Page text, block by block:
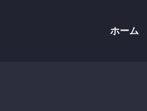
ホーム